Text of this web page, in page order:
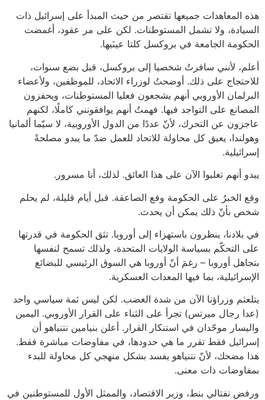
هذه المعاهدات جميعها تقتصر من حيث المبدأ على إسرائيل ذات
السيادة، ولا تشمل المستوطنات. لكن على مر عقود، أغمضت
الحكومة الجامعة في بروكسل كلتا عينَيها.
أعلم، لأنني سافرتُ شخصيا إلى بروكسل، قبل بضع سنوات،
للاحتجاج على ذلك. أوضحتُ لوزراء الاتحاد، للموظفين، ولأعضاء
البرلمان الأوروبي أنهم يشجعون فعليا المستوطنات، ويحفزون
المصانع على التواجد فيها. فهمتُ أنهم يوافقونني كاملًا، لكنهم
عاجزون عن التحرك، لأنّ عددًا من الدول الأوروبية، لا سيّما ألمانيا
وهولندا، يعيق كل محاولة للاتحاد للعمل ضدّ ما يبدو مصلحةً
إسرائيلية.
يبدو أنهم تغلبوا الآن على هذا العائق. لذلك، أنا مسرور.
وقع الخبرُ على الحكومة وقع الصاعقة. قبل أيام قليلة، لم يحلم
شخص بأنّ ذلك يمكن أن يحدث.
في بلادنا، ينظرون باستهزاء إلى أوروبا. تثق الحكومة في قدرتها
على التحكّم بسياسة الولايات المتحدة، ولذلك تسمح لنفسها
بتجاهل أوروبا – رغمَ أنّ أوروبا هي السوق الرئيسي للبضائع
الإسرائيلية، بما فيها المعدات العسكرية.
يتلعثم وزراؤنا الآن من شدة الغضب. لكن ليس ثمة سياسي واحد
(عدا رجال ميرتس) تجرأ على الثناء على القرار الأوروبي. اليمين
واليسار موحّدان في استنكار القرار. أعلن بنيامين نتنياهو أن
إسرائيل فقط تقرر ما هي حدودها، في مفاوضات مباشرة فقط.
هذا مضحك، لأنّ نتنياهو يفسد بشكل منهجي كل محاولة للبدء
بمفاوضات ذات معنى.
ورفض نفتالي بنط، وزير الاقتصاد، والممثل الأول للمستوطنين في